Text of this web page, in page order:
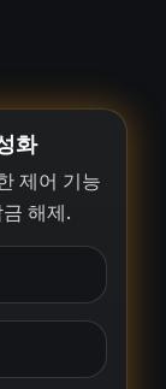
화
제어 기능
해제.